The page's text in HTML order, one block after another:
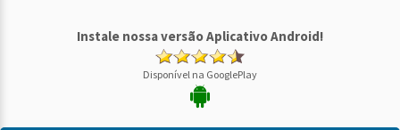
Instale nossa versão Aplicativo Android!
Disponível na GooglePlay